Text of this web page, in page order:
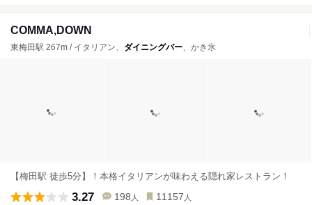
COMMA,DOWN
東梅田駅 267m / イタリアン、 ダイニングバー、かき氷
【梅田駅 徒歩5分】！本格イタリアンが味わえる隠れ家レストラン！
3.27 198 人 11157 人